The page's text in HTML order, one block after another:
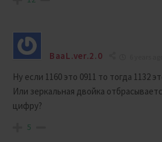
BaaL.ver.2.0
Ну если 1160 это 0911 то тогда 1132
Или зеркальная двойка
цифру?
5